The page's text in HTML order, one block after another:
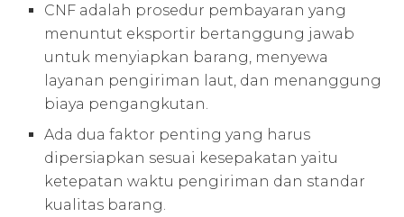
CNF adalah prosedur pembayaran yang
menuntut eksportir bertanggung jawab
untuk menyiapkan barang, menyewa
layanan pengiriman laut, dan menanggung
biaya pengangkutan.
Ada dua faktor penting yang harus
dipersiapkan sesuai kesepakatan yaitu
ketepatan waktu pengiriman dan standar
kualitas barang.